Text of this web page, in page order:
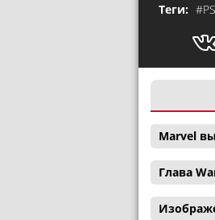
Теги:
Marvel
Глава